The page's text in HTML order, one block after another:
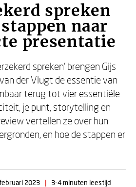
spreken
naar
presentatie
spreken’ brengen Gijs
der Vlugt de essentie van
terug tot vier essentiële
je punt, storytelling en
vertellen ze over hun
en hoe de stappen er
2023 | 3-4 minuten leestijd